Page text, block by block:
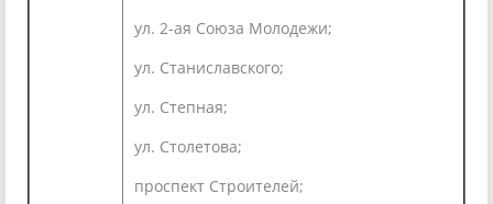
ул. 2-ая Союза Молодежи;
ул. Станиславского;
ул. Степная;
ул. Столетова;
проспект Строителей;